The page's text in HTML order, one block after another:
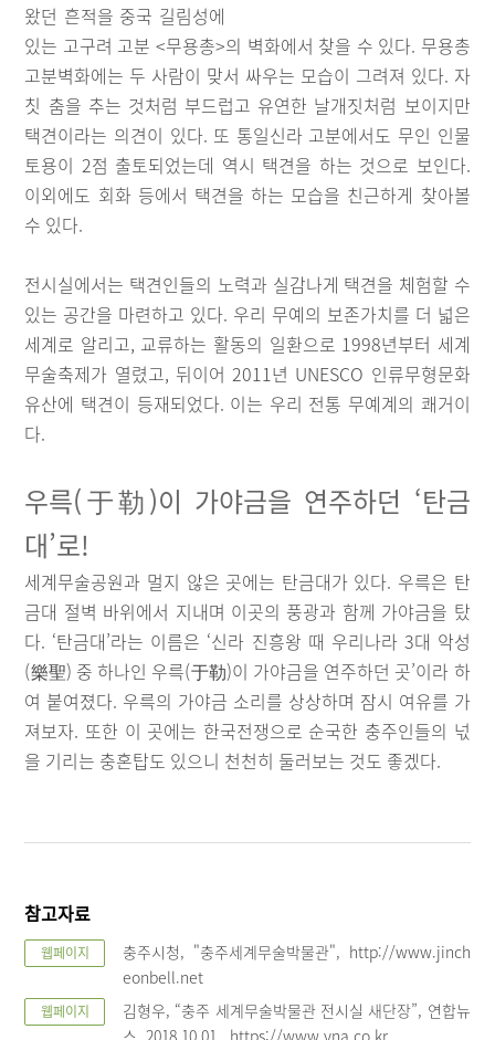
왔던 흔적을 중국 길림성에
있는 고구려 고분 <무용총>의 벽화에서 찾을 수 있다. 무용총
고분벽화에는 두 사람이 맞서 싸우는 모습이 그려져 있다. 자
칫 춤을 추는 것처럼 부드럽고 유연한 날개짓처럼 보이지만
택견이라는 의견이 있다. 또 통일신라 고분에서도 무인 인물
토용이 2점 출토되었는데 역시 택견을 하는 것으로 보인다.
이외에도 회화 등에서 택견을 하는 모습을 친근하게 찾아볼
수 있다.
전시실에서는 택견인들의 노력과 실감나게 택견을 체험할 수
있는 공간을 마련하고 있다. 우리 무예의 보존가치를 더 넓은
세계로 알리고, 교류하는 활동의 일환으로 1998년부터 세계
무술축제가 열렸고, 뒤이어 2011년 UNESCO 인류무형문화
유산에 택견이 등재되었다. 이는 우리 전통 무예계의 쾌거이
다.
우륵(于勒)이 가야금을 연주하던 ‘탄금
대’로!
세계무술공원과 멀지 않은 곳에는 탄금대가 있다. 우륵은 탄
금대 절벽 바위에서 지내며 이곳의 풍광과 함께 가야금을 탔
다. ‘탄금대’라는 이름은 ‘신라 진흥왕 때 우리나라 3대 악성
(樂聖) 중 하나인 우륵(于勒)이 가야금을 연주하던 곳’이라 하
여 붙여졌다. 우륵의 가야금 소리를 상상하며 잠시 여유를 가
져보자. 또한 이 곳에는 한국전쟁으로 순국한 충주인들의 넋
을 기리는 충혼탑도 있으니 천천히 둘러보는 것도 좋겠다.
참고자료
웹페이지
충주시청, "충주세계무술박물관", http://www.jinch
eonbell.net
웹페이지
김형우, “충주 세계무술박물관 전시실 새단장”, 연합뉴
스, 2018.10.01., https://www.yna.co.kr